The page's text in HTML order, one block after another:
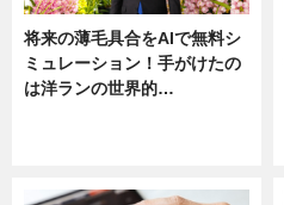
将来の薄毛具合をAIで無料シ
ミュレーション！手がけたの
は洋ランの世界的…